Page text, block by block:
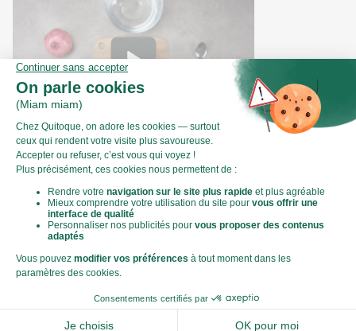
Comment préparer une grenade ?
Valeurs nutritionnelles
Par personne Pour 100g